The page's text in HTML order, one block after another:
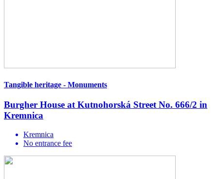
Tangible heritage - Monuments
Burgher House at Kutnohorská Street No. 666/2 in
Kremnica
Kremnica
No entrance fee